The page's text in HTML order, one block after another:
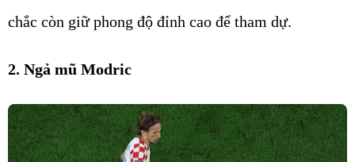
chắc còn giữ phong độ đỉnh cao để tham dự.
2. Ngả mũ Modric